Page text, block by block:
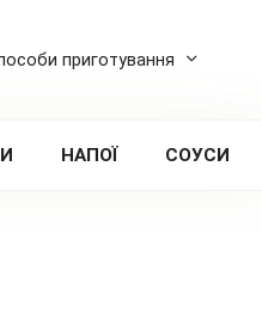
приготування
НАПОЇ СОУСИ